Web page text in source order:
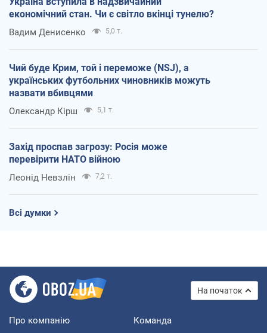
економічний стан. Чи є світло вкінці тунелю?
Вадим Денисенко 5,0 т.
Чий буде Крим, той і переможе (NSJ), а
українських футбольних чиновників можуть
назвати вбивцями
Олександр Кірш 5,1 т.
Захід проспав загрозу: Росія може
перевірити НАТО війною
Леонід Невзлін 7,2 т.
Всі думки
На початок
Про компанію Команда